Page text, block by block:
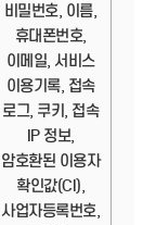
비밀번호, 이름,
휴대폰번호,
이메일, 서비스
이용기록, 접속
로그, 쿠키, 접속
IP 정보,
암호환된 이용자
확인값(CI),
사업자등록번호,